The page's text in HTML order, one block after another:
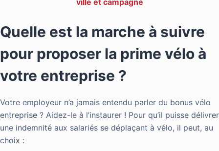
ville et campagne
Quelle est la marche à suivre
pour proposer la prime vélo à
votre entreprise ?
Votre employeur n’a jamais entendu parler du bonus vélo
entreprise ? Aidez-le à l’instaurer ! Pour qu’il puisse délivrer
une indemnité aux salariés se déplaçant à vélo, il peut, au
choix :